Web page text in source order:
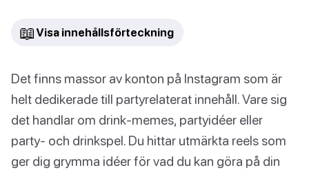
📖 Visa innehållsförteckning
Det finns massor av konton på Instagram som är
helt dedikerade till partyrelaterat innehåll. Vare sig
det handlar om drink-memes, partyidéer eller
party- och drinkspel. Du hittar utmärkta reels som
ger dig grymma idéer för vad du kan göra på din